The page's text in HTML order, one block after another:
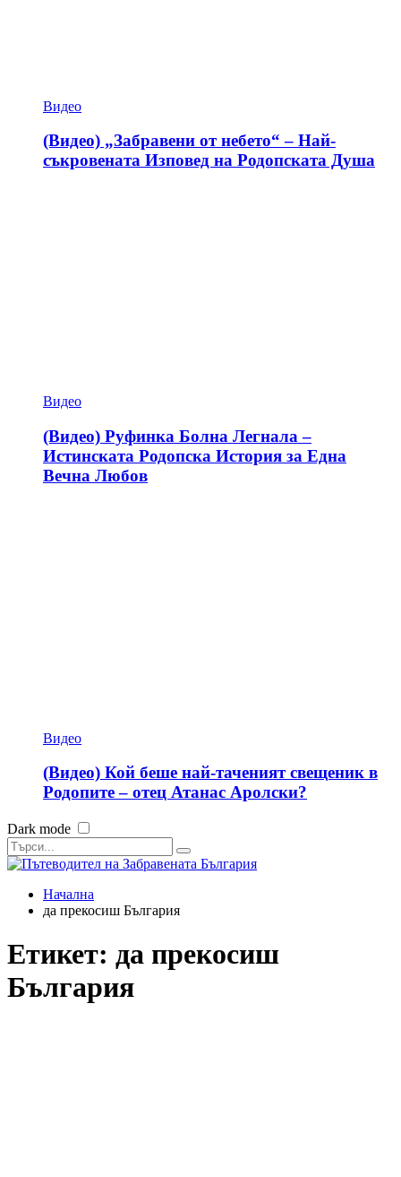
Видео
(Видео) „Забравени от небето“ – Най-
съкровената Изповед на Родопската Душа
Видео
(Видео) Руфинка Болна Легнала –
Истинската Родопска История за Една
Вечна Любов
Видео
(Видео) Кой беше най-таченият свещеник в
Родопите – отец Атанас Аролски?
Dark mode
Начална
да прекосиш България
Етикет: да прекосиш
България